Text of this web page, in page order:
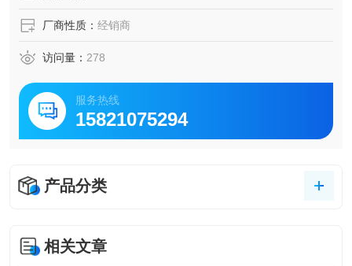
厂商性质： 经销商
访问量： 278
服务热线
15821075294
产品分类
相关文章